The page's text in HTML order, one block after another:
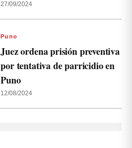
27/09/2024
Puno
Juez ordena prisión preventiva
por tentativa de parricidio en
Puno
12/08/2024